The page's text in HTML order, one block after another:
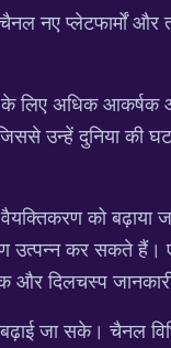
नए प्लेटफार्मों और
के लिए अधिक आकर्षक
उन्हें दुनिया की
को बढ़ाया
उत्पन्न कर सकते हैं।
दिलचस्प जानकारी
जा सके। चैनल